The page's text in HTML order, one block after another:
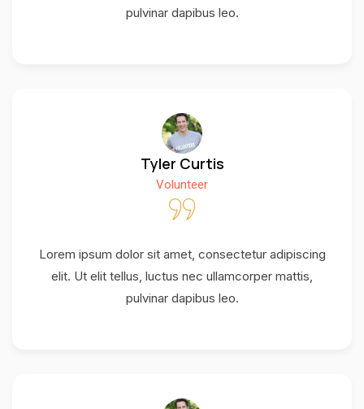
pulvinar dapibus leo.
Tyler Curtis
Volunteer
Lorem ipsum dolor sit amet, consectetur adipiscing
elit. Ut elit tellus, luctus nec ullamcorper mattis,
pulvinar dapibus leo.